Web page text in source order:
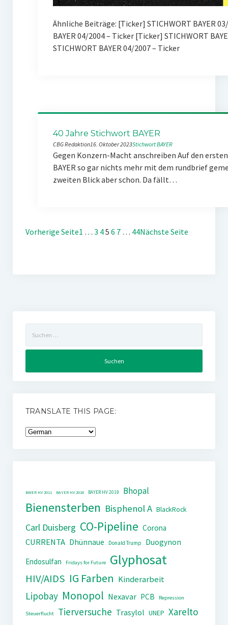
Ähnliche Beiträge: [Ticker] STICHWORT BAYER
BAYER 04/2004 – Ticker [Ticker] STICHWORT
STICHWORT BAYER 04/2007 – Ticker
40 Jahre Stichwort BAYER
CBG Redaktion16. Oktober 2023Stichwort BAYER
Gegen Konzern-Macht anschreiben Auf den
BAYER so gar nichts mehr mit dem rundbrief
zweiten Blick aber schon. Da fällt…
Vorherige Seite1 … 3 45 6 7 … 44Nächste Seite
nach:
TRANSLATE THIS PAGE:
BAYER HV 2011 BAYER HV 2018 BAYER HV 2019 Bhopal
Bienensterben Bisphenol A BlackRock
Carl Duisberg CO-Pipeline Corona
CURRENTA Dhünnaue Donald Trump
Duogynon
Endosulfan
Fridays for Future Glyphosat
HIV/AIDS IG Farben Kinderarbeit
Lipobay Monopol Nexavar PCB Repression
Steuerflucht Tierversuche Trasylol UNEP Xarelto